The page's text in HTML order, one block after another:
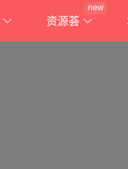
资源荟
new